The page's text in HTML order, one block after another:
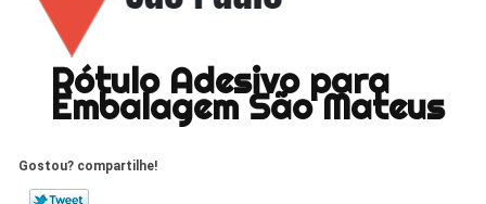
Rótulo Adesivo para
Embalagem São Mateus
Gostou? compartilhe!